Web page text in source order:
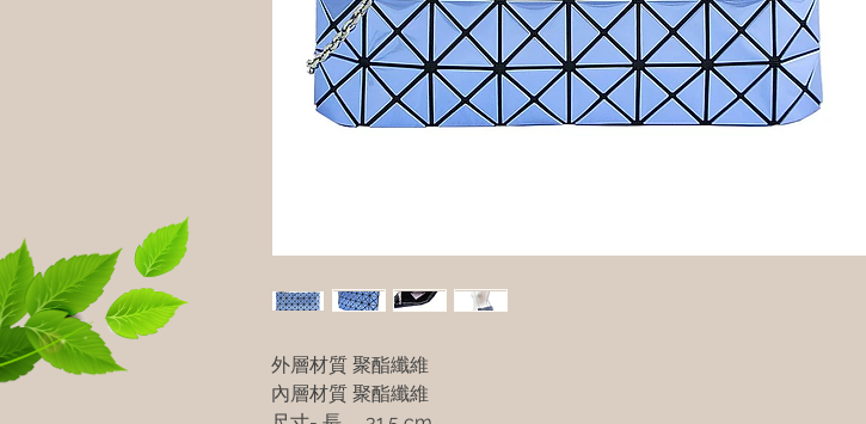
外層材質 聚酯纖維
內層材質 聚酯纖維